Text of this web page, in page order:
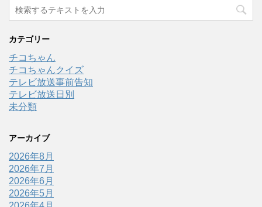
カテゴリー
チコちゃん
チコちゃんクイズ
テレビ放送事前告知
テレビ放送日別
未分類
アーカイブ
2026年8月
2026年7月
2026年6月
2026年5月